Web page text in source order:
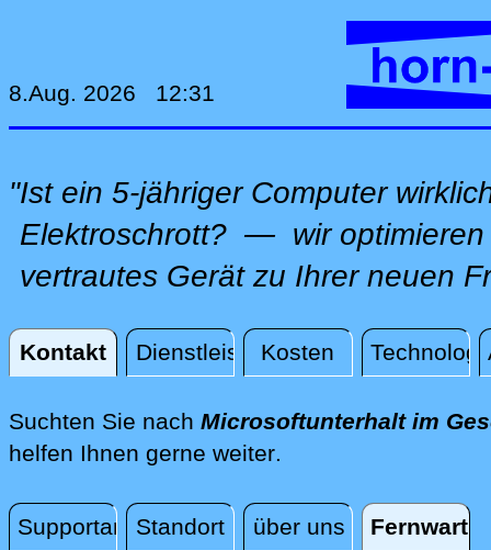
8.Aug. 2026 12:31
"Ist ein 5-jähriger Computer
Elektroschrott? — wir optimieren
vertrautes Gerät zu Ihrer neuen
Kontakt Dienstleistungen
Kosten
Kontakt
Suchten Sie nach Microsoftunterhalt im
helfen Ihnen gerne weiterdirekt vor Ort im
.
SupportanfrageStandort über uns